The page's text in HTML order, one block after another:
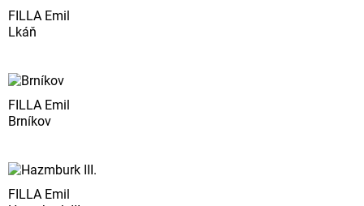
FILLA Emil
Lkáň
FILLA Emil
Brníkov
FILLA Emil